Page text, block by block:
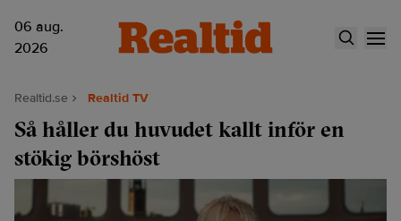
06 aug.
2026
Realtid.se Realtid TV
Så håller du huvudet kallt inför en
stökig börshöst